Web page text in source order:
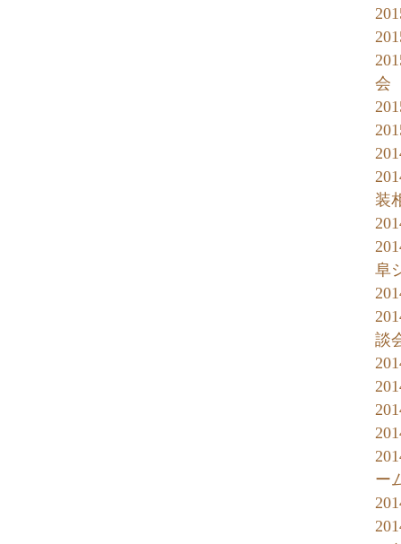
会
装
阜
談
ー